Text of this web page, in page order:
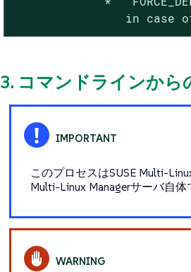
in case
3. コマンドラインか
このプロセスはSUSE Multi-
Multi-Linux Managerサーバ自体